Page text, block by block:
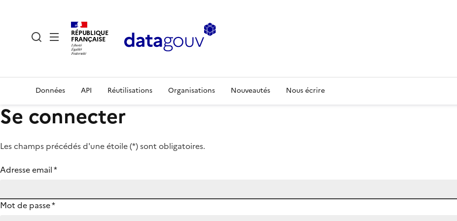
RÉPUBLIQUE
FRANÇAISE
Données API Réutilisations Organisations Nouveautés Nous écrire
Se connecter
Les champs précédés d'une étoile (*) sont obligatoires.
Adresse email*
Mot de passe*